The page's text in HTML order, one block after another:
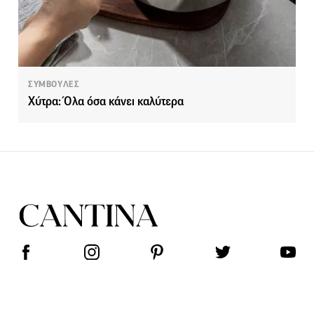
ΣΥΜΒΟΥΛΕΣ
Χύτρα: Όλα όσα κάνει καλύτερα